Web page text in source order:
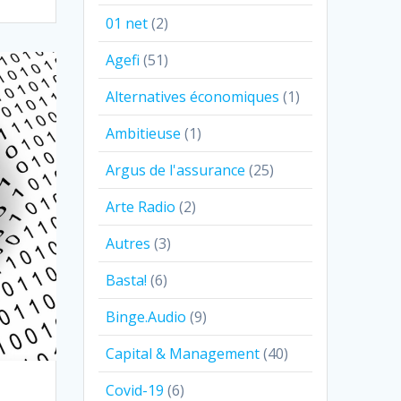
01 net(2)
Agefi (51)
Alternatives économiques (1)
Ambitieuse (1)
Argus de l'assurance (25)
Arte Radio (2)
Autres (3)
Basta! (6)
Binge.Audio (9)
Capital & Management(40)
Covid-19 (6)